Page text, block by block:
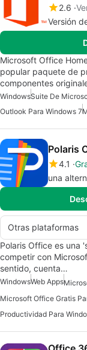
2.6
Versión
Microsoft Office
popular paquete de
componentes
WindowsSuite De
Outlook Para Windows 7
Polaris
4.1
una
Otras plataformas
Polaris Office es una
competir con
sentido, cuenta…
WindowsWeb Apps
Microsoft Office Gratis
Productividad Para